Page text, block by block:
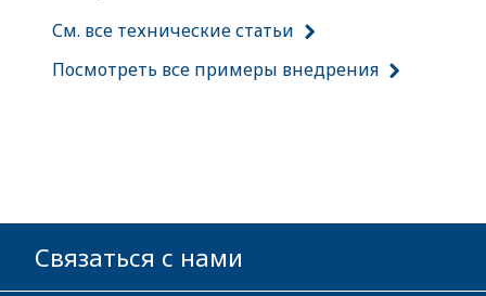
См. все технические статьи
Посмотреть все примеры внедрения
Связаться с нами